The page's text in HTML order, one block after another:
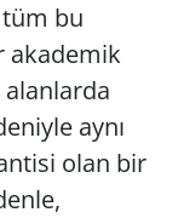
bu
akademik
aynı
olan bir